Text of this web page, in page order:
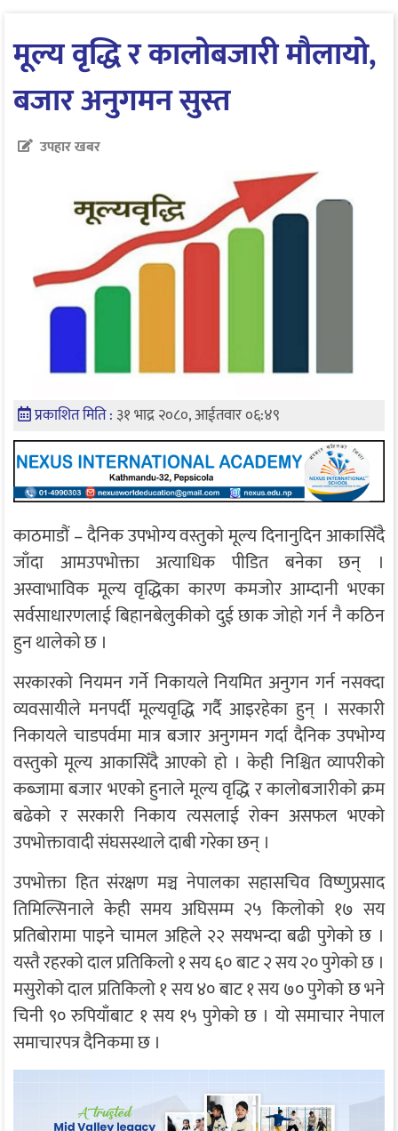
मूल्य वृद्धि र कालोबजारी मौलायो,
बजार अनुगमन सुस्त
उपहार खबर
प्रकाशित मिति : ३१ भाद्र २०८०, आईतवार ०६:४९
काठमाडौं – दैनिक उपभोग्य वस्तुको मूल्य दिनानुदिन आकासिँदै
जाँदा आमउपभोक्ता अत्याधिक पीडित बनेका छन् ।
अस्वाभाविक मूल्य वृद्धिका कारण कमजोर आम्दानी भएका
सर्वसाधारणलाई बिहानबेलुकीको दुई छाक जोहो गर्न नै कठिन
हुन थालेको छ ।
सरकारको नियमन गर्ने निकायले नियमित अनुगन गर्न नसक्दा
व्यवसायीले मनपर्दी मूल्यवृद्धि गर्दै आइरहेका हुन् । सरकारी
निकायले चाडपर्वमा मात्र बजार अनुगमन गर्दा दैनिक उपभोग्य
वस्तुको मूल्य आकासिँदै आएको हो । केही निश्चित व्यापरीको
कब्जामा बजार भएको हुनाले मूल्य वृद्धि र कालोबजारीको क्रम
बढेको र सरकारी निकाय त्यसलाई रोक्न असफल भएको
उपभोक्तावादी संघसस्थाले दाबी गरेका छन् ।
उपभोक्ता हित संरक्षण मञ्च नेपालका सहासचिव विष्णुप्रसाद
तिमिल्सिनाले केही समय अघिसम्म २५ किलोको १७ सय
प्रतिबोरामा पाइने चामल अहिले २२ सयभन्दा बढी पुगेको छ ।
यस्तै रहरको दाल प्रतिकिलो १ सय ६० बाट २ सय २० पुगेको छ ।
मसुरोको दाल प्रतिकिलो १ सय ४० बाट १ सय ७० पुगेको छ भने
चिनी ९० रुपियाँबाट १ सय १५ पुगेको छ । यो समाचार नेपाल
समाचारपत्र दैनिकमा छ ।